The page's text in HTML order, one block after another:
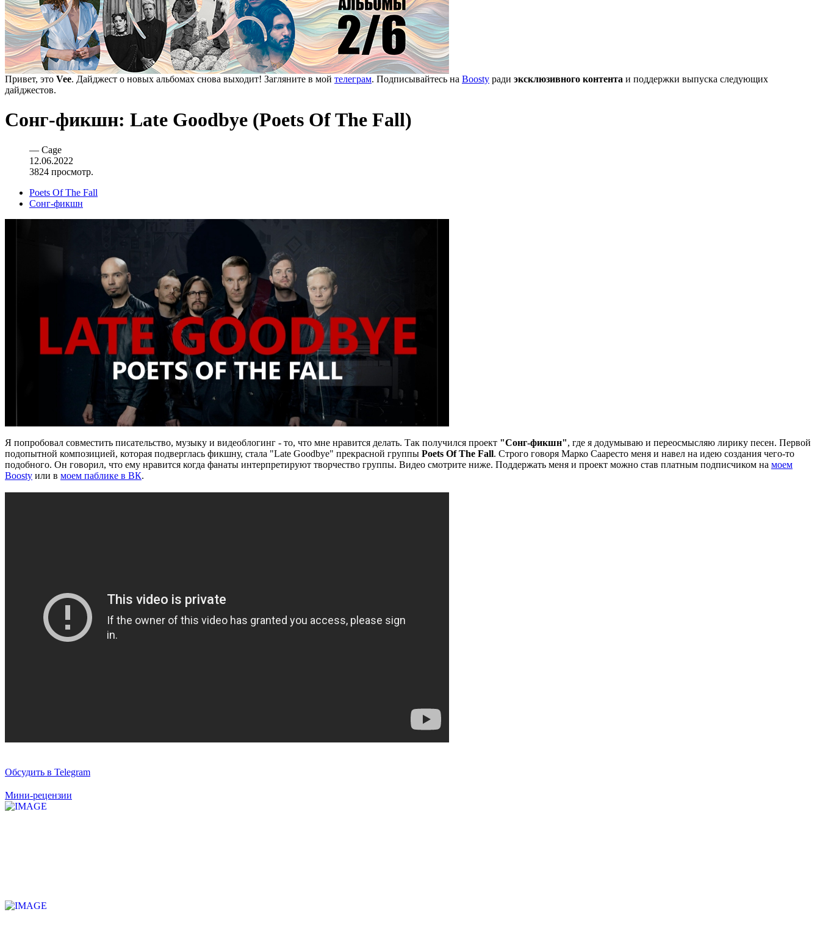
Привет, это Vee. Дайджест о новых альбомах снова выходит! Загляните в мой телеграм. Подписывайтесь на Boosty ради эксклюзивного контента и поддержки выпуска следующих
дайджестов.
Сонг-фикшн: Late Goodbye (Poets Of The Fall)
— Cage
12.06.2022
3824 просмотр.
Poets Of The Fall
Сонг-фикшн
Я попробовал совместить писательство, музыку и видеоблогинг - то, что мне нравится делать. Так получился проект "Сонг-фикшн", где я додумываю и переосмысляю лирику песен. Первой
подопытной композицией, которая подверглась фикшну, стала "Late Goodbye" прекрасной группы Poets Of The Fall. Строго говоря Марко Сааресто меня и навел на идею создания чего-то
подобного. Он говорил, что ему нравится когда фанаты интерпретируют творчество группы. Видео смотрите ниже. Поддержать меня и проект можно став платным подписчиком на моем
Boosty или в моем паблике в ВК.
Обсудить в Telegram
Мини-рецензии